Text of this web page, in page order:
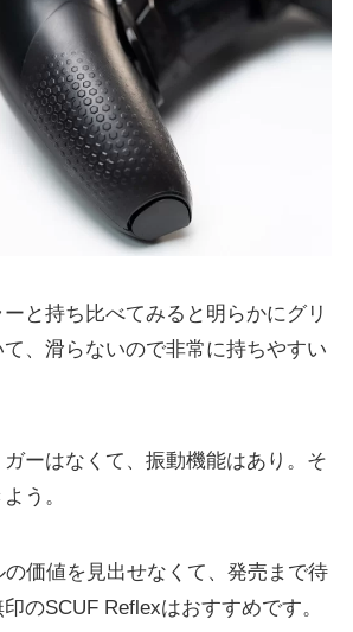
と持ち比べてみると明らかにグリ
、滑らないので非常に持ちやすい
ーはなくて、振動機能はあり。そ
う。
の価値を見出せなくて、発売まで待
のSCUF Reflexはおすすめです。